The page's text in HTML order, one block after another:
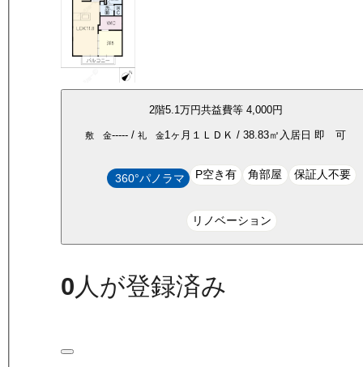
2階5.1万円共益費等 4,000円
敷 金----- /礼 金1ヶ月 １ＬＤＫ /38.83㎡ 入居日 即 可
360°パノラマ P空き有 角部屋 保証人不要
リノベーション
0 人が登録済み